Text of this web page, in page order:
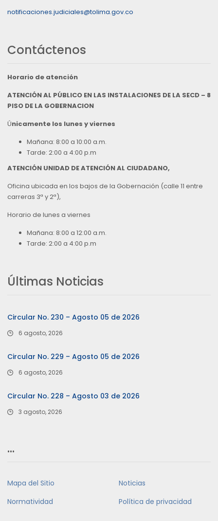
notificaciones.judiciales@tolima.gov.co
Contáctenos
Horario de atención
ATENCIÓN AL PÚBLICO EN LAS INSTALACIONES DE LA SECD – 8
PISO DE LA GOBERNACION
Únicamente los lunes y viernes
Mañana: 8:00 a 10:00 a.m.
Tarde: 2:00 a 4:00 p.m
ATENCIÓN UNIDAD DE ATENCIÓN AL CIUDADANO,
Oficina ubicada en los bajos de la Gobernación (calle 11 entre
carreras 3ª y 2ª),
Horario de lunes a viernes
Mañana: 8:00 a 12:00 a.m.
Tarde: 2:00 a 4:00 p.m
Últimas Noticias
Circular No. 230 – Agosto 05 de 2026
6 agosto, 2026
Circular No. 229 – Agosto 05 de 2026
6 agosto, 2026
Circular No. 228 – Agosto 03 de 2026
3 agosto, 2026
…
Mapa del Sitio
Noticias
Normatividad
Política de privacidad